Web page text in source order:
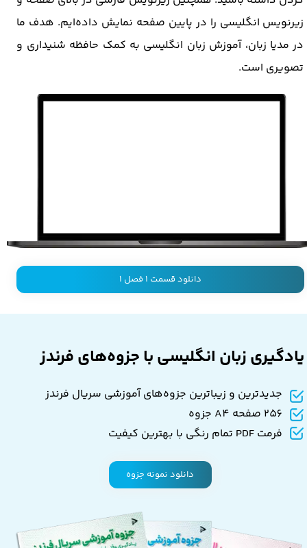
دانلود قسمت 1 فصل 1
زیرنویس انگلیسی را در پایین صفحه نمایش داده‌ایم. هدف ما
در مدیا زبان، آموزش زبان انگلیسی به کمک حافظه شنیداری و
تصویری است.
جدیدترین و زیباترین جزوه‌های آموزشی سریال فرندز
256 صفحه A4 جزوه
فرمت PDF تمام رنگی با بهترین کیفیت
یادگیری زبان انگلیسی با جزوه‌های فرندز
دانلود نمونه جزوه